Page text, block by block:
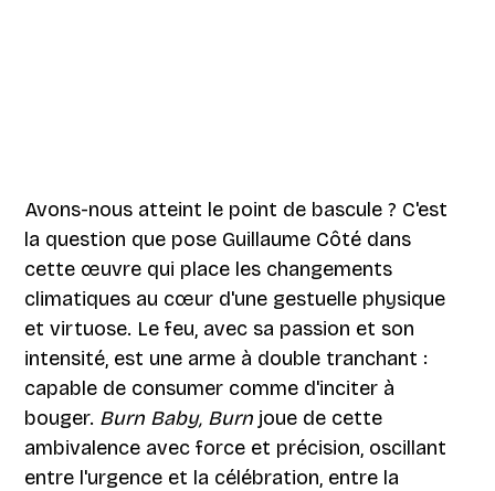
Avons-nous atteint le point de bascule ? C'est
la question que pose Guillaume Côté dans
cette œuvre qui place les changements
climatiques au cœur d'une gestuelle physique
et virtuose. Le feu, avec sa passion et son
intensité, est une arme à double tranchant :
capable de consumer comme d'inciter à
bouger. Burn Baby, Burn joue de cette
ambivalence avec force et précision, oscillant
entre l'urgence et la célébration, entre la